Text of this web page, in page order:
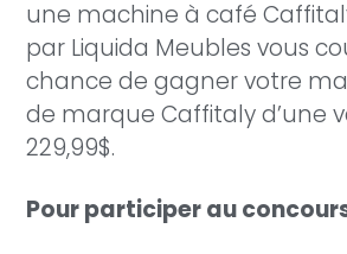
une machine à café
par Liquida Meubles vous
chance de gagner votre
de marque Caffitaly d’une
229,99$.
Pour participer au